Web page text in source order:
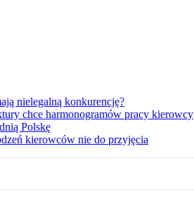
nielegalną konkurencję?
chce harmonogramów pracy kierowcy
Polskę
kierowców nie do przyjęcia